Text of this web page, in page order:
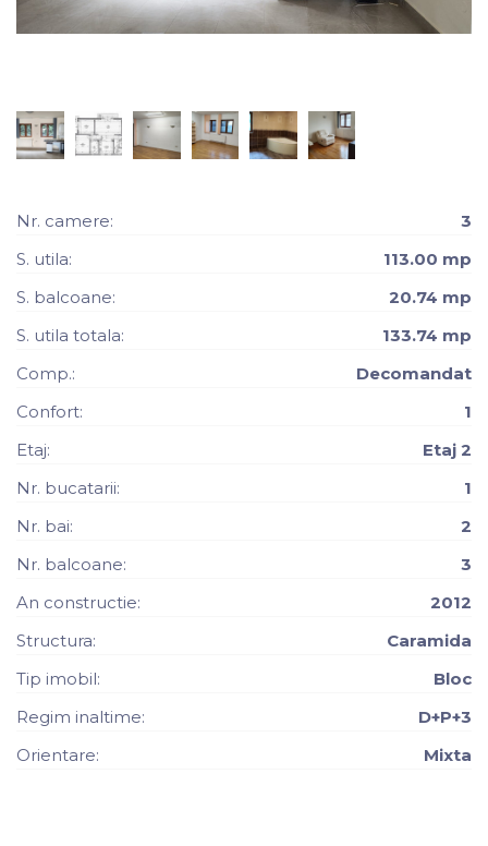
Nr. camere:
3
S. utila:
113.00 mp
S. balcoane:
20.74 mp
S. utila totala:
133.74 mp
Comp.:
Decomandat
Confort:
1
Etaj:
Etaj 2
Nr. bucatarii:
1
Nr. bai:
2
Nr. balcoane:
3
An constructie:
2012
Structura:
Caramida
Tip imobil:
Bloc
Regim inaltime:
D+P+3
Orientare:
Mixta